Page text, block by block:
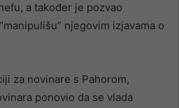
a također je pozvao
njegovim izjavama o
za novinare s Pahorom,
ponovio da se vlada